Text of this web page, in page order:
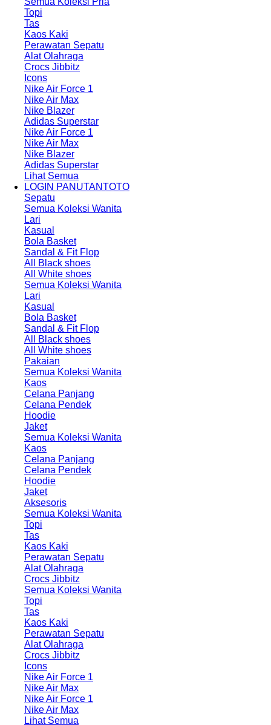
Topi
Tas
Kaos Kaki
Perawatan Sepatu
Alat Olahraga
Crocs Jibbitz
Icons
Nike Air Force 1
Nike Air Max
Nike Blazer
Adidas Superstar
Nike Air Force 1
Nike Air Max
Nike Blazer
Adidas Superstar
Lihat Semua
LOGIN PANUTANTOTO
Sepatu
Semua Koleksi Wanita
Lari
Kasual
Bola Basket
Sandal & Fit Flop
All Black shoes
All White shoes
Semua Koleksi Wanita
Lari
Kasual
Bola Basket
Sandal & Fit Flop
All Black shoes
All White shoes
Pakaian
Semua Koleksi Wanita
Kaos
Celana Panjang
Celana Pendek
Hoodie
Jaket
Semua Koleksi Wanita
Kaos
Celana Panjang
Celana Pendek
Hoodie
Jaket
Aksesoris
Semua Koleksi Wanita
Topi
Tas
Kaos Kaki
Perawatan Sepatu
Alat Olahraga
Crocs Jibbitz
Semua Koleksi Wanita
Topi
Tas
Kaos Kaki
Perawatan Sepatu
Alat Olahraga
Crocs Jibbitz
Icons
Nike Air Force 1
Nike Air Max
Nike Air Force 1
Nike Air Max
Lihat Semua